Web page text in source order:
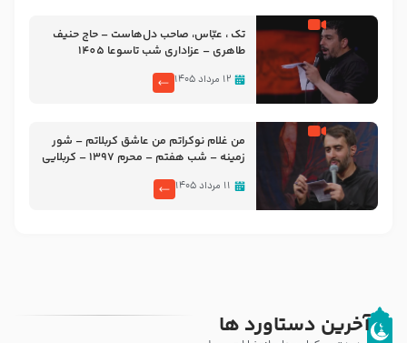
تک ، عبّاس، صاحب دل‌هاست – حاج حنیف
طاهری – عزاداری شب تاسوعا 1405
۱۲ مرداد ۱۴۰۵
من غلام نوکراتم من عاشق کربلاتم – شور
زمینه – شب هفتم – محرم 1397 – کربلایی
۱۱ مرداد ۱۴۰۵
آخرین دستاورد ها